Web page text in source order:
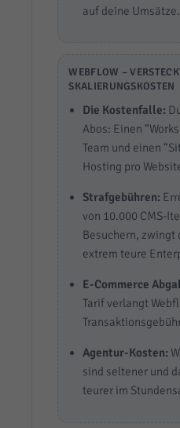
auf deine Umsätze.
WEBFLOW –
SKALIERUNGSKOSTEN
Die Kostenfalle:
Abos: Einen
Team und einen
Hosting pro
Strafgebühren:
von 10.000 CMS-
Besuchern, zwingt
extrem teure
E-Commerce
Tarif verlangt
Agentur-Kosten:
sind seltener und
teurer im